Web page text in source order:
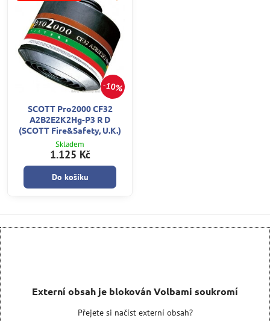
10%
SCOTT Pro2000 CF32
A2B2E2K2Hg-P3 R D
(SCOTT Fire&Safety, U.K.)
Skladem
1.125 Kč
Do košíku
Externí obsah je blokován Volbami soukromí
Přejete si načíst externí obsah?